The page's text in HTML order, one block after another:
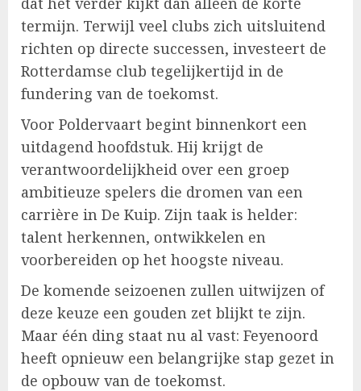
termijn. Terwijl veel clubs zich uitsluitend
richten op directe successen, investeert de
Rotterdamse club tegelijkertijd in de
fundering van de toekomst.
Voor Poldervaart begint binnenkort een
uitdagend hoofdstuk. Hij krijgt de
verantwoordelijkheid over een groep
ambitieuze spelers die dromen van een
carrière in De Kuip. Zijn taak is helder:
talent herkennen, ontwikkelen en
voorbereiden op het hoogste niveau.
De komende seizoenen zullen uitwijzen of
deze keuze een gouden zet blijkt te zijn.
Maar één ding staat nu al vast: Feyenoord
heeft opnieuw een belangrijke stap gezet in
de opbouw van de toekomst.